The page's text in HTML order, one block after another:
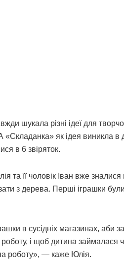
шукала різні ідеї для
як ідея виникла в
в 6 звіряток.
та її чоловік Іван вже зналися
з дерева. Перші іграшки
в сусідніх магазинах, аби
і щоб дитина займалася
на роботу», — каже Юлія.